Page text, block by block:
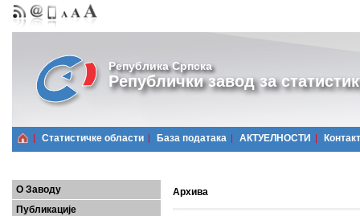
Република Српска
Републички завод за
Статистичке области Базa података АКТУЕЛНОСТИ Контакт
О Заводу
Публикације
Архива